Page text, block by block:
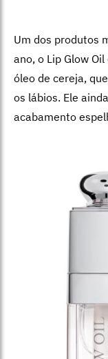
Um dos produtos
ano, o Lip Glow
óleo de cereja,
os lábios. Ele
acabamento